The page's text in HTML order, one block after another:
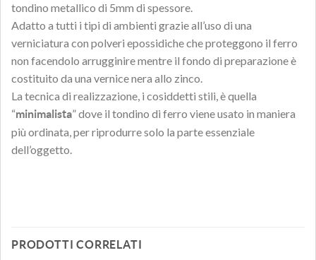
tondino metallico di 5mm di spessore.
Adatto a tutti i tipi di ambienti grazie all’uso di una
verniciatura con polveri epossidiche che proteggono il ferro
non facendolo arrugginire mentre il fondo di preparazione è
costituito da una vernice nera allo zinco.
La tecnica di realizzazione, i cosiddetti stili, è quella
“minimalista” dove il tondino di ferro viene usato in maniera
più ordinata, per riprodurre solo la parte essenziale
dell’oggetto.
PRODOTTI CORRELATI